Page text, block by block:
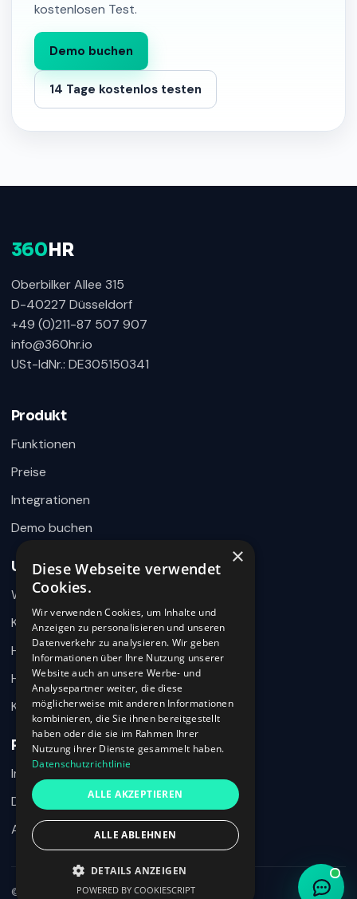
kostenlosen Test.
Demo buchen
14 Tage kostenlos testen
360 HR
Oberbilker Allee 315
D-40227 Düsseldorf
+49 (0)211-87 507 907
info@360hr.io
USt-IdNr.: DE305150341
Produkt
Funktionen
Preise
Integrationen
Demo buchen
Unternehmen
Warum 360HR
Kontakt
Hilfecenter
HR-Wissen
Karriere
Rechtliches
Impressum
Datenschutz
AGB
© 2026 360HR · Alle Rechte vorbehalten
360HR Chat
Wie können wir helfen?
hier im Chat zurück.
Ich habe den Datenschutzhinweis verstanden und möchte meine
Nachricht an 360HR übermitteln.
×
Diese Webseite verwendet
Cookies.
Wir verwenden Cookies, um Inhalte und
Anzeigen zu personalisieren und unseren
Datenverkehr zu analysieren. Wir geben
Informationen über Ihre Nutzung unserer
Website auch an unsere Werbe- und
Analysepartner weiter, die diese
möglicherweise mit anderen Informationen
kombinieren, die Sie ihnen bereitgestellt
haben oder die sie im Rahmen Ihrer
Nutzung ihrer Dienste gesammelt haben.
Datenschutzrichtlinie
ALLE AKZEPTIEREN
ALLE ABLEHNEN
DETAILS ANZEIGEN
POWERED BY COOKIESCRIPT